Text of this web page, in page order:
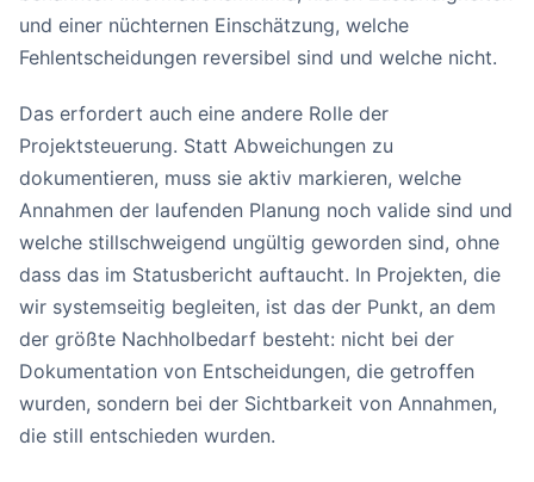
und einer nüchternen Einschätzung, welche
Fehlentscheidungen reversibel sind und welche nicht.
Das erfordert auch eine andere Rolle der
Projektsteuerung. Statt Abweichungen zu
dokumentieren, muss sie aktiv markieren, welche
Annahmen der laufenden Planung noch valide sind und
welche stillschweigend ungültig geworden sind, ohne
dass das im Statusbericht auftaucht. In Projekten, die
wir systemseitig begleiten, ist das der Punkt, an dem
der größte Nachholbedarf besteht: nicht bei der
Dokumentation von Entscheidungen, die getroffen
wurden, sondern bei der Sichtbarkeit von Annahmen,
die still entschieden wurden.